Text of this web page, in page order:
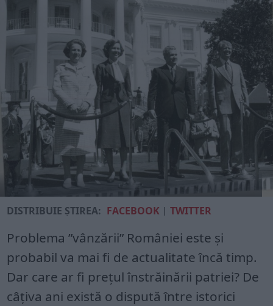
DISTRIBUIE ȘTIREA: FACEBOOK |TWITTER
Problema ”vânzării” României este și
probabil va mai fi de actualitate încă timp.
Dar care ar fi prețul înstrăinării patriei? De
câțiva ani există o dispută între istorici